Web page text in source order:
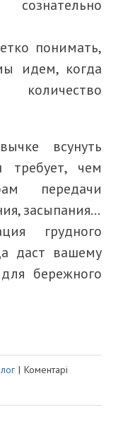
понимать,
идем, когда
всунуть
требует, чем
передачи
засыпания…
грудного
даст вашему
бережного
| Коментарі